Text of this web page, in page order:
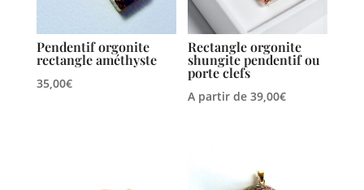
Pendentif orgonite
rectangle améthyste
35,00€
Rectangle orgonite
shungite pendentif ou
porte clefs
A partir de39,00€